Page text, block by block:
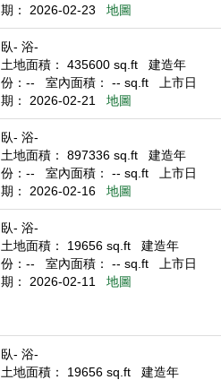
期： 2026-02-23
地圖
臥- 浴-
土地面積： 435600 sq.ft
建造年
份：--
室內面積： -- sq.ft
上市日
期： 2026-02-21
地圖
臥- 浴-
土地面積： 897336 sq.ft
建造年
份：--
室內面積： -- sq.ft
上市日
期： 2026-02-16
地圖
臥- 浴-
土地面積： 19656 sq.ft
建造年
份：--
室內面積： -- sq.ft
上市日
期： 2026-02-11
地圖
臥- 浴-
土地面積： 19656 sq.ft
建造年